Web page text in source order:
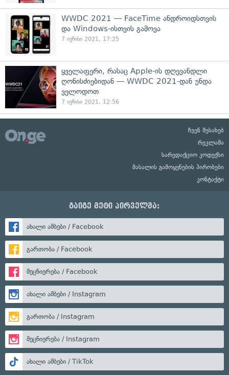
WWDC 2021 — FaceTime ანდროიდსთვის
და Windows-ისთვის გამოვა
7 ივნისი 2021, 17:25
ყველაფერი, რასაც Apple-ის დღევანდლი
ღონისძიებიდან — WWDC 2021-დან უნდა
ველოდოთ
7 ივნისი 2021, 12:56
ჩვენ შესახებ
რეკლამა
სარედაქციო კოდექსი
მასალის გამოყენების პირობები
კონტაქტი
გაიგე მეტი პირველმა:
ახალი ამბები / Facebook
გართობა / Facebook
მეცნიერება / Facebook
ახალი ამბები / Instagram
გართობა / Instagram
მეცნიერება / Instagram
ახალი ამბები / TikTok